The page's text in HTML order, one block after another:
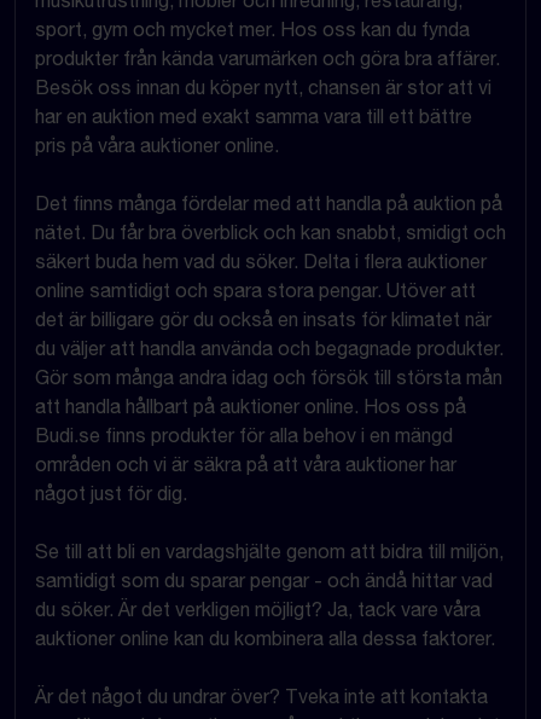
sport, gym och mycket mer. Hos oss kan du fynda
produkter från kända varumärken och göra bra affärer.
Besök oss innan du köper nytt, chansen är stor att vi
har en auktion med exakt samma vara till ett bättre
pris på våra auktioner online.
Det finns många fördelar med att handla på auktion på
nätet. Du får bra överblick och kan snabbt, smidigt och
säkert buda hem vad du söker. Delta i flera auktioner
online samtidigt och spara stora pengar. Utöver att
det är billigare gör du också en insats för klimatet när
du väljer att handla använda och begagnade produkter.
Gör som många andra idag och försök till största mån
att handla hållbart på auktioner online. Hos oss på
Budi.se finns produkter för alla behov i en mängd
områden och vi är säkra på att våra auktioner har
något just för dig.
Se till att bli en vardagshjälte genom att bidra till miljön,
samtidigt som du sparar pengar - och ändå hittar vad
du söker. Är det verkligen möjligt? Ja, tack vare våra
auktioner online kan du kombinera alla dessa faktorer.
Är det något du undrar över? Tveka inte att kontakta